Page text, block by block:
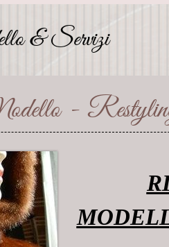
& Servizi
-